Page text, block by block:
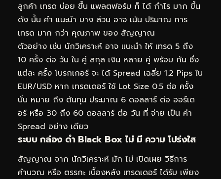
ลูกค้า เทรด บ่อย ขึ้น แพลตฟอร์ม ก็ ได้ กำไร มาก ขึ้น
ดัง นั้น คำ แนะนำ บาง ส่วน อาจ เน้น ปริมาณ การ
เทรด มาก กว่า คุณภาพ ของ สัญญาณ
ตัวอย่าง เช่น นักวิเคราะห์ อาจ แนะนำ ให้ เทรด 5 ถึง
10 ครั้ง ต่อ วัน ใน คู่ สกุล เงิน หลาย คู่ พร้อม กัน ซึ่ง
แต่ละ ครั้ง โบรกเกอร์ จะ ได้ Spread เฉลี่ย 1.2 Pips ใน
EUR/USD หาก เทรดเดอร์ ใช้ Lot Size 0.5 ต่อ ครั้ง
นั่น หมาย ถึง ต้นทุน ประมาณ 6 ดอลลาร์ ต่อ ออร์เด
อร์ หรือ 30 ถึง 60 ดอลลาร์ ต่อ วัน ที่ จ่าย เป็น ค่า
Spread อย่าง เดียว
ระบบ กล่อง ดำ Black Box ไม่ มี ความ โปร่งใส
สัญญาณ จาก นักวิเคราะห์ มัก ไม่ เปิดเผย วิธีการ
คำนวณ หรือ ตรรกะ เบื้องหลัง เทรดเดอร์ ได้รับ เพียง